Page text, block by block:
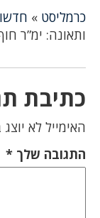
כרמליסט »
ותאונה: ימ”ר
כתיבת
האימייל לא
התגובה שלך *